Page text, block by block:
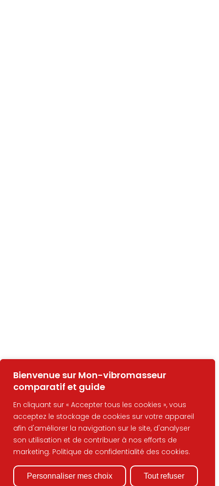
Bienvenue sur Mon-vibromasseur
comparatif et guide
En cliquant sur « Accepter tous les cookies », vous
acceptez le stockage de cookies sur votre appareil
afin d'améliorer la navigation sur le site, d'analyser
son utilisation et de contribuer à nos efforts de
marketing. Politique de confidentialité des cookies.
Personnaliser mes choix Tout refuser